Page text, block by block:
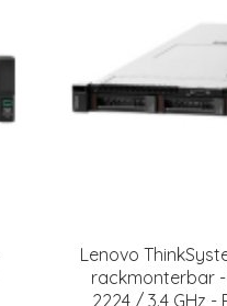
Lenovo
rackmonterbar -
2224 / 3.4 GHz -